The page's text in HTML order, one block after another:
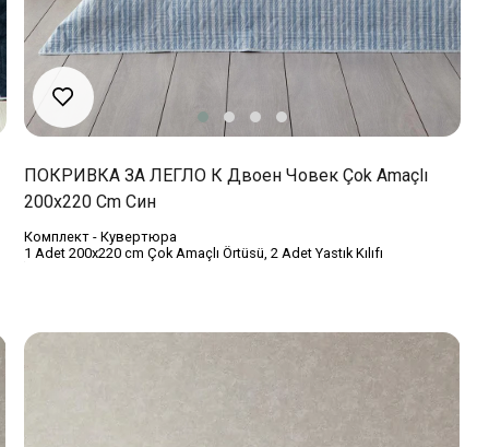
ПОКРИВКА ЗА ЛЕГЛО К Двоен Човек Çok Amaçlı
200x220 Cm Син
Комплект - Кувертюра
1 Adet 200x220 cm Çok Amaçlı Örtüsü, 2 Adet Yastık Kılıfı